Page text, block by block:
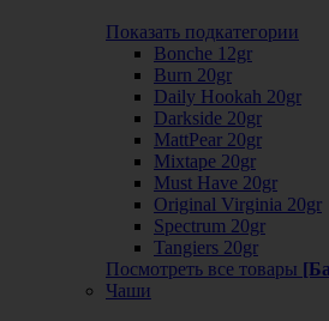
Показать подкатегории
Bonche 12gr
Burn 20gr
Daily Hookah 20gr
Darkside 20gr
MattPear 20gr
Mixtape 20gr
Must Have 20gr
Original Virginia 20gr
Spectrum 20gr
Tangiers 20gr
Посмотреть все товары
Чаши